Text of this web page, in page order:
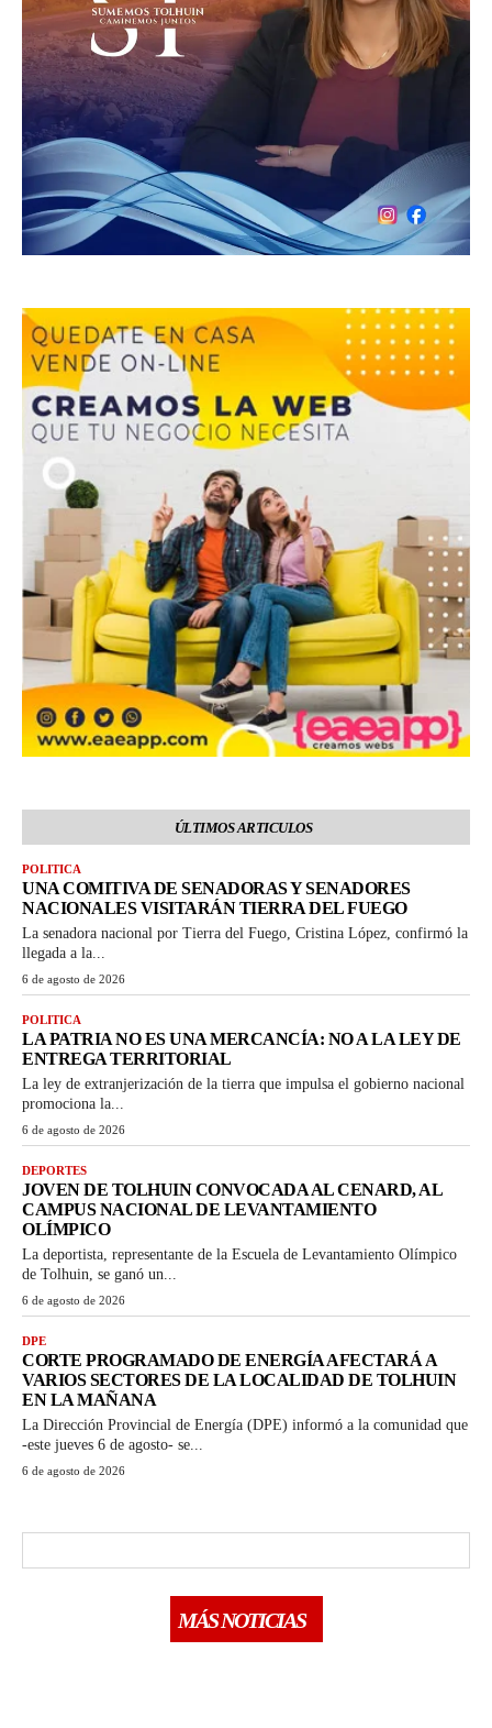
ÚLTIMOS ARTICULOS
POLITICA
UNA COMITIVA DE SENADORAS Y SENADORES
NACIONALES VISITARÁN TIERRA DEL FUEGO
La senadora nacional por Tierra del Fuego, Cristina López, confirmó la
llegada a la...
6 de agosto de 2026
POLITICA
LA PATRIA NO ES UNA MERCANCÍA: NO A LA LEY DE
ENTREGA TERRITORIAL
La ley de extranjerización de la tierra que impulsa el gobierno nacional
promociona la...
6 de agosto de 2026
DEPORTES
JOVEN DE TOLHUIN CONVOCADA AL CENARD, AL
CAMPUS NACIONAL DE LEVANTAMIENTO
OLÍMPICO
La deportista, representante de la Escuela de Levantamiento Olímpico
de Tolhuin, se ganó un...
6 de agosto de 2026
DPE
CORTE PROGRAMADO DE ENERGÍA AFECTARÁ A
VARIOS SECTORES DE LA LOCALIDAD DE TOLHUIN
EN LA MAÑANA
La Dirección Provincial de Energía (DPE) informó a la comunidad que
-este jueves 6 de agosto- se...
6 de agosto de 2026
MÁS NOTICIAS